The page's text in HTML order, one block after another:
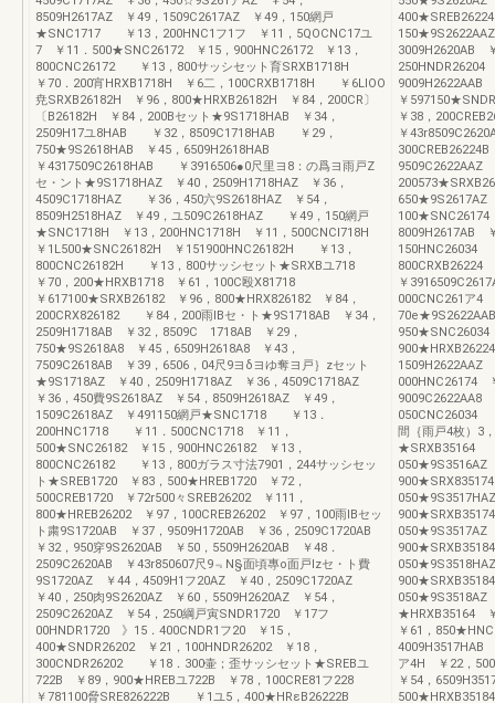
8509H2617AZ ￥49，1509C2617AZ ￥49，150網戸
★SNC1717 ￥13，200HNC1フ1フ ￥11，5QOCNC17ユ
7 ￥11．500★SNC26172 ￥15，900HNC26172 ￥13，
800CNC26172 ￥13，800サッシセット育SRXB1718H
￥70．200宵HRXB1718H ￥6二，100CRXB1718H ￥6LIOO
尭SRXB26182H ￥96，800★HRXB26182H ￥84，200CR〕
〔B26182H ￥84，200Bセット★9S1718HAB ￥34，
2509H17ユ8HAB ￥32，8509C1718HAB ￥29，
750★9S2618HAB ￥45，6509H2618HAB
￥4317509C2618HAB ￥3916506●0尺里ヨ8：の爲ヨ雨戸Z
セ・ント★9S1718HAZ ￥40，2509H1718HAZ ￥36，
4509C1718HAZ ￥36，450六9S2618HAZ ￥54，
8509H2518HAZ ￥49，ユ509C2618HAZ ￥49，150網戸
★SNC1718H ￥13，200HNC1718H ￥11，500CNCI718H
￥1L500★SNC26182H ￥151900HNC26182H ￥13，
800CNC26182H ￥13，800サッシセット★SRXBユ718
￥70，200★HRXB1718 ￥61，100C殴X81718
￥617100★SRXB26182 ￥96，800★HRX826182 ￥84，
200CRX826182 ￥84，200雨IBセ・ト★9S1718AB ￥34，
2509H1718AB ￥32，8509C 1718AB ￥29，
750★9S2618A8 ￥45，6509H2618A8 ￥43，
7509C2618AB ￥39，6506，04尺9ヨδヨゆ奪ヨ戸｝zセット
★9S1718AZ ￥40，2509H1718AZ ￥36，4509C1718AZ
￥36，450費9S2618AZ ￥54，8509H2618AZ ￥49，
1509C2618AZ ￥491150網戸★SNC1718 ￥13．
200HNC1718 ￥11．500CNC1718 ￥11，
500★SNC26182 ￥15，900HNC26182 ￥13，
800CNC26182 ￥13，800ガラス寸法7901，244サッシセッ
ト★SREB1720 ￥83，500★HREB1720 ￥72，
500CREB1720 ￥72r500々SREB26202 ￥111，
800★HREB26202 ￥97，100CREB26202 ￥97，100雨IBセッ
ト粛9S1720AB ￥37，9509H1720AB ￥36，2509C1720AB
￥32，950穿9S2620AB ￥50，5509H2620AB ￥48．
2509C2620AB ￥43r850607尺9﹃N§面頃專o面戸Izセ・ト費
9S1720AZ ￥44，4509H1フ20AZ ￥40，2509C1720AZ
￥40，250肉9S2620AZ ￥60，5509H2620AZ ￥54，
2509C2620AZ ￥54，250綱戸寅SNDR1720 ￥17フ
00HNDR1720 》15．400CNDR1フ20 ￥15，
400★SNDR26202 ￥21，100HNDR26202 ￥18，
300CNDR26202 ￥18．300壷；歪サッシセット★SREBユ
722B ￥89，900★HREBユ722B ￥78，100CRE81フ228
￥781100脅SRE826222B ￥1ユ5，400★HRεB26222B
3009H2620AB
250HNDR26204
￥
￥38，
￥
9509C2622AAZ
8009H2617AB
150HNC26034
￥
000CNC261ア4
000HNC26174
9009C2622AA8
050CNC26034
間｛雨戸4枚）3
★SRXB35164
050★9S3518AZ
★HRXB35164
￥61，
ア4H ￥22，
￥54，